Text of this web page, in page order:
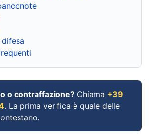
o contraffazione? Chiama +39
. La prima verifica è quale delle